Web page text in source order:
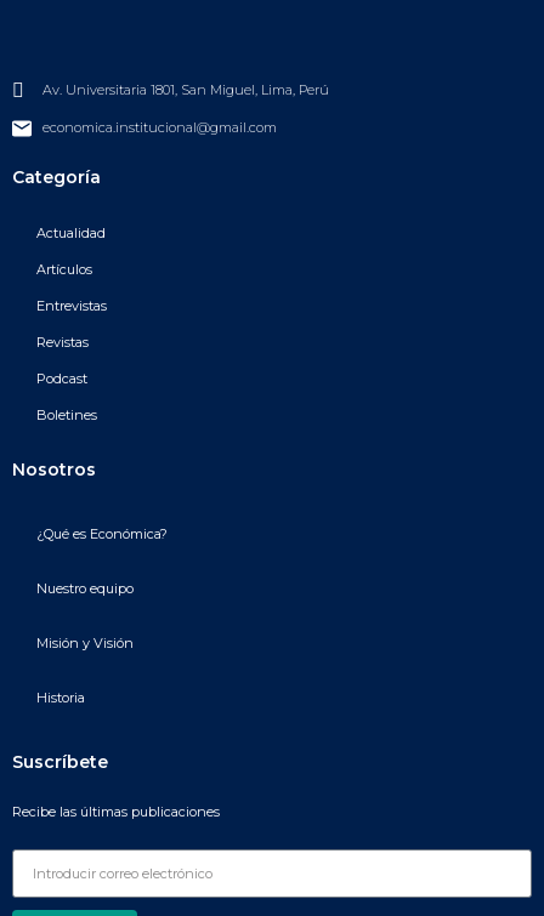
Av. Universitaria 1801, San Miguel, Lima, Perú
economica.institucional@gmail.com
Categoría
Actualidad
Artículos
Entrevistas
Revistas
Podcast
Boletines
Nosotros
¿Qué es Económica?
Nuestro equipo
Misión y Visión
Historia
Suscríbete
Recibe las últimas publicaciones